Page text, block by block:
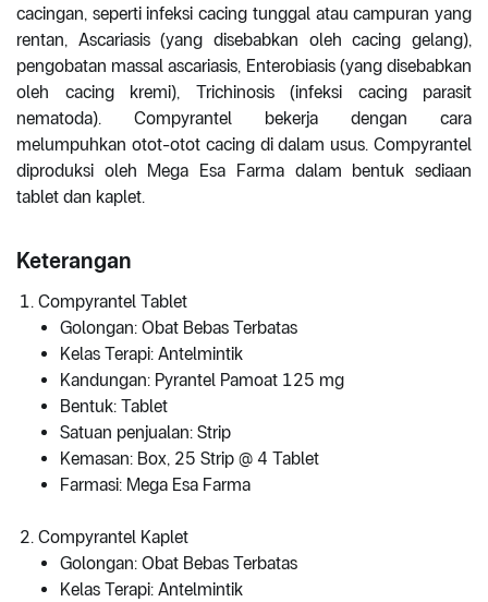
cacingan, seperti infeksi cacing tunggal atau campuran yang
rentan, Ascariasis (yang disebabkan oleh cacing gelang),
pengobatan massal ascariasis, Enterobiasis (yang disebabkan
oleh cacing kremi), Trichinosis (infeksi cacing parasit
nematoda). Compyrantel bekerja dengan cara
melumpuhkan otot-otot cacing di dalam usus. Compyrantel
diproduksi oleh Mega Esa Farma dalam bentuk sediaan
tablet dan kaplet.
Keterangan
Compyrantel Tablet
Golongan: Obat Bebas Terbatas
Kelas Terapi: Antelmintik
Kandungan: Pyrantel Pamoat 125 mg
Bentuk: Tablet
Satuan penjualan: Strip
Kemasan: Box, 25 Strip @ 4 Tablet
Farmasi: Mega Esa Farma
Compyrantel Kaplet
Golongan: Obat Bebas Terbatas
Kelas Terapi: Antelmintik